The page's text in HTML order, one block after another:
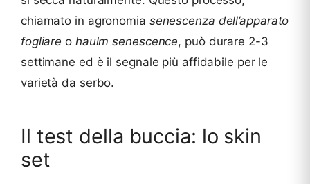
chiamato in agronomia senescenza dell’apparato
fogliare o haulm senescence, può durare 2-3
settimane ed è il segnale più affidabile per le
varietà da serbo.
Il test della buccia: lo skin
set